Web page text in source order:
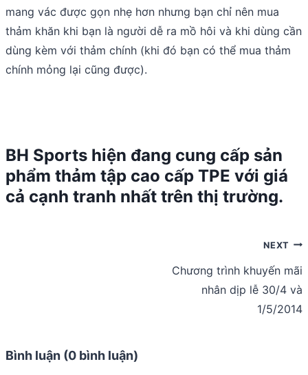
mang vác được gọn nhẹ hơn nhưng bạn chỉ nên mua
thảm khăn khi bạn là người dễ ra mồ hôi và khi dùng cần
dùng kèm với thảm chính (khi đó bạn có thể mua thảm
chính mỏng lại cũng được).
BH Sports hiện đang cung cấp sản
phẩm thảm tập cao cấp TPE với giá
cả cạnh tranh nhất trên thị trường.
NEXT
Chương trình khuyến mãi
nhân dịp lễ 30/4 và
1/5/2014
Bình luận (0 bình luận)